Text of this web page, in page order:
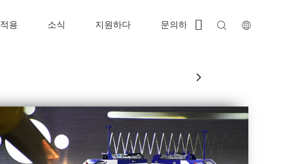
적용 소식 지원하다 문의하기